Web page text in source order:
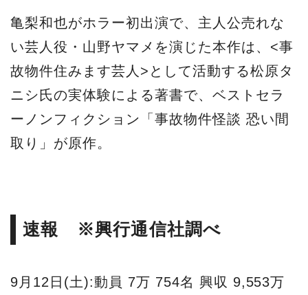
亀梨和也がホラー初出演で、主人公売れな
い芸人役・山野ヤマメを演じた本作は、<事
故物件住みます芸人>として活動する松原タ
ニシ氏の実体験による著書で、ベストセラ
ーノンフィクション「事故物件怪談 恐い間
取り」が原作。
速報 ※興行通信社調べ
9月12日(土):動員 7万 754名 興収 9,553万